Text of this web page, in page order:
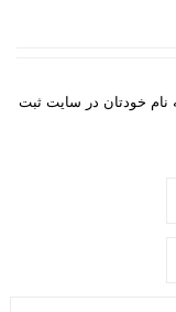
نام خودتان در سایت ثبت